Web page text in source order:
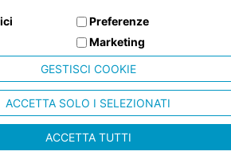
Preferenze
Marketing
GESTISCI COOKIE
ACCETTA SOLO I SELEZIONATI
ACCETTA TUTTI